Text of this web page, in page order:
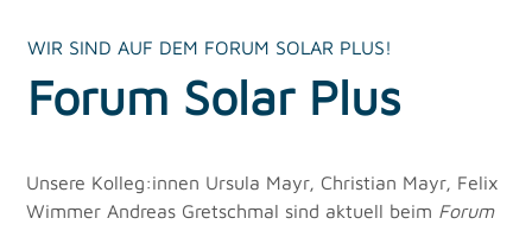
WIR SIND AUF DEM FORUM SOLAR PLUS!
Forum Solar Plus
Unsere Kolleg:innen Ursula Mayr, Christian Mayr, Felix
Wimmer Andreas Gretschmal sind aktuell beim Forum